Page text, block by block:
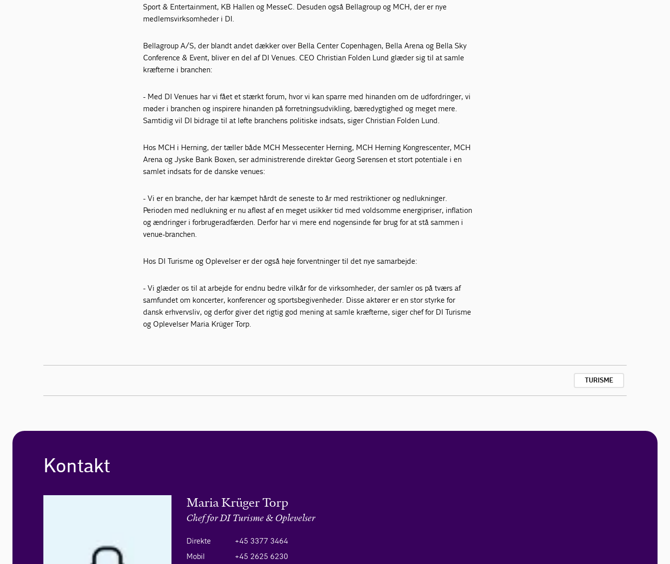
Sport & Entertainment, KB Hallen og MesseC. Desuden også Bellagroup og MCH, der er nye
medlemsvirksomheder i DI.
Bellagroup A/S, der blandt andet dækker over Bella Center Copenhagen, Bella Arena og Bella Sky
Conference & Event, bliver en del af DI Venues. CEO Christian Folden Lund glæder sig til at samle
kræfterne i branchen:
- Med DI Venues har vi fået et stærkt forum, hvor vi kan sparre med hinanden om de udfordringer, vi
møder i branchen og inspirere hinanden på forretningsudvikling, bæredygtighed og meget mere.
Samtidig vil DI bidrage til at løfte branchens politiske indsats, siger Christian Folden Lund.
Hos MCH i Herning, der tæller både MCH Messecenter Herning, MCH Herning Kongrescenter, MCH
Arena og Jyske Bank Boxen, ser administrerende direktør Georg Sørensen et stort potentiale i en
samlet indsats for de danske venues:
- Vi er en branche, der har kæmpet hårdt de seneste to år med restriktioner og nedlukninger.
Perioden med nedlukning er nu afløst af en meget usikker tid med voldsomme energipriser, inflation
og ændringer i forbrugeradfærden. Derfor har vi mere end nogensinde før brug for at stå sammen i
venue-branchen.
Hos DI Turisme og Oplevelser er der også høje forventninger til det nye samarbejde:
- Vi glæder os til at arbejde for endnu bedre vilkår for de virksomheder, der samler os på tværs af
samfundet om koncerter, konferencer og sportsbegivenheder. Disse aktører er en stor styrke for
dansk erhvervsliv, og derfor giver det rigtig god mening at samle kræfterne, siger chef for DI Turisme
og Oplevelser Maria Krüger Torp.
TURISME
Kontakt
Maria Krüger Torp
Chef for DI Turisme & Oplevelser
Direkte
+45 3377 3464
Mobil
+45 2625 6230